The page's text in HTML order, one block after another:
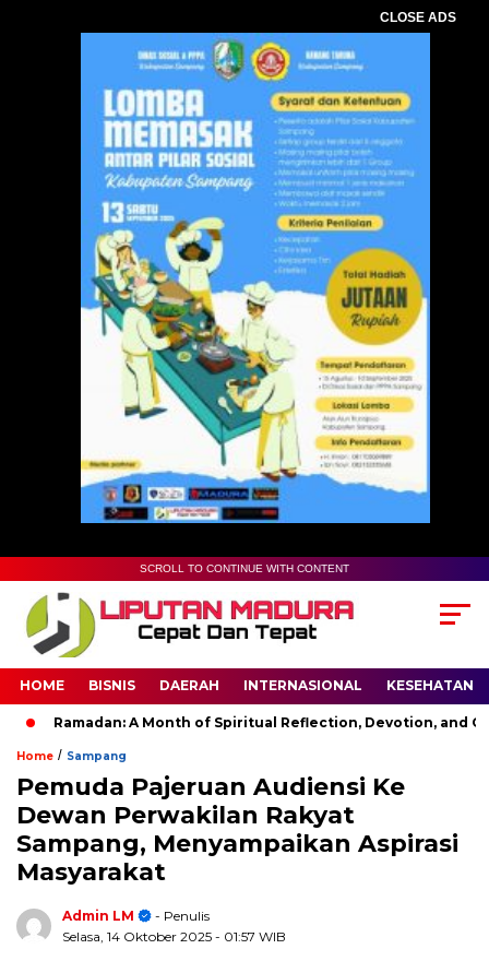
CLOSE ADS
SCROLL TO CONTINUE WITH CONTENT
HOME BISNIS DAERAH INTERNASIONAL KESEHATAN
Ramadan: A Month of Spiritual Reflection, Devotion, and
Home / Sampang
Pemuda Pajeruan Audiensi Ke
Dewan Perwakilan Rakyat
Sampang, Menyampaikan Aspirasi
Masyarakat
Admin LM
- Penulis
Selasa, 14 Oktober 2025 - 01:57 WIB